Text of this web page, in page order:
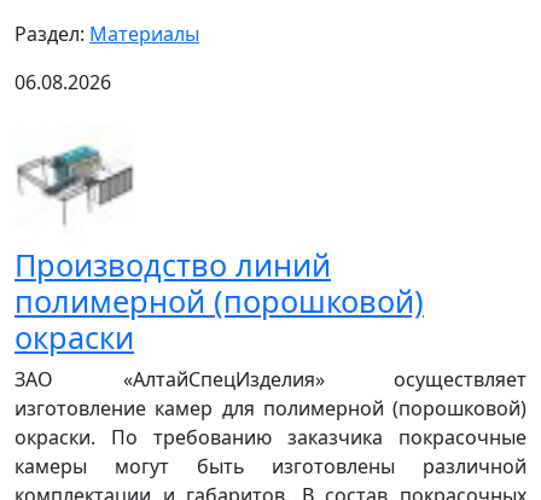
Раздел: Материалы
06.08.2026
Производство линий
полимерной (порошковой)
окраски
ЗАО «АлтайСпецИзделия» осуществляет
изготовление камер для полимерной (порошковой)
окраски. По требованию заказчика покрасочные
камеры могут быть изготовлены различной
комплектации и габаритов. В состав покрасочных